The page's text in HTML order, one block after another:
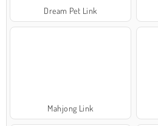
Dream Pet Link
Mahjong Link